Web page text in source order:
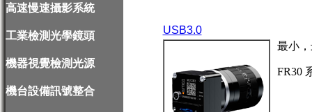
高速慢速攝影系統
工業檢測光學鏡頭
機器視覺檢測光源
機台設備訊號整合
USB3.0
最小
FR30